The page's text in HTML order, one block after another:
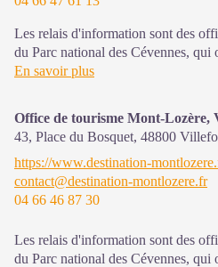
Les relais d'information sont des
du Parc national des Cévennes,
et la sensibilisation sur l'offre de
En savoir plus
Office de tourisme Mont-Lozère,
43, Place du Bosquet, 48800
https://www.destination-
contact@destination-montlozere.fr
04 66 46 87 30
Les relais d'information sont des
du Parc national des Cévennes,